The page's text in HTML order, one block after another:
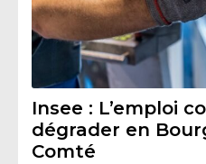
Insee : L’emploi
dégrader en
Comté